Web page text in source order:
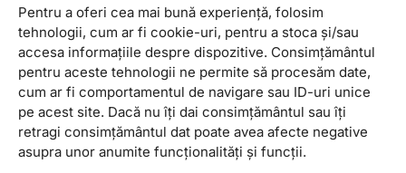
Pentru a oferi cea mai bună experiență, folosim
tehnologii, cum ar fi cookie-uri, pentru a stoca și/sau
accesa informațiile despre dispozitive. Consimțământul
pentru aceste tehnologii ne permite să procesăm date,
cum ar fi comportamentul de navigare sau ID-uri unice
pe acest site. Dacă nu îți dai consimțământul sau îți
retragi consimțământul dat poate avea afecte negative
asupra unor anumite funcționalități și funcții.
Newsletter